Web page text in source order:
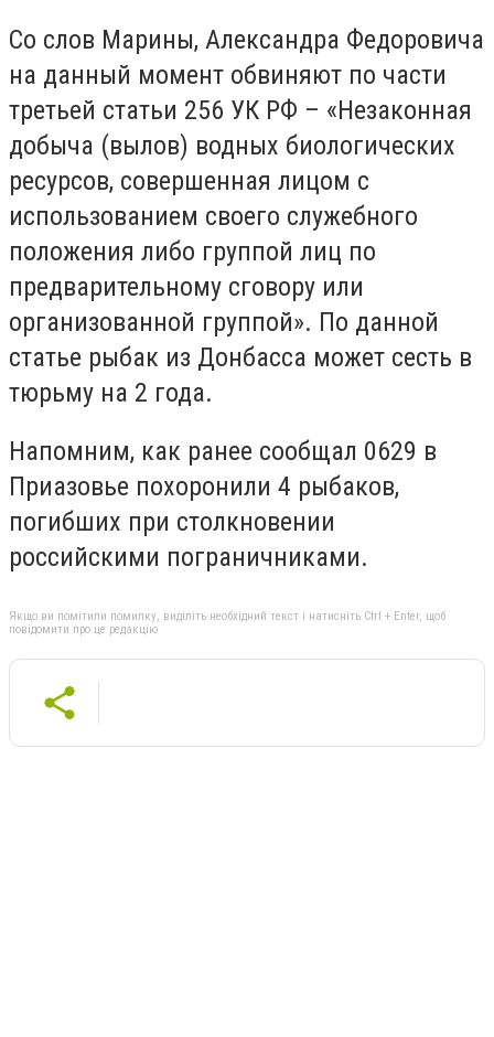
Со слов Марины, Александра Федоровича
на данный момент обвиняют по части
третьей статьи 256 УК РФ – «Незаконная
добыча (вылов) водных биологических
ресурсов, совершенная лицом с
использованием своего служебного
положения либо группой лиц по
предварительному сговору или
организованной группой». По данной
статье рыбак из Донбасса может сесть в
тюрьму на 2 года.
Напомним, как ранее сообщал 0629 в
Приазовье похоронили 4 рыбаков,
погибших при столкновении
российскими пограничниками.
Якщо ви помітили помилку, виділіть необхідний текст і натисніть Ctrl + Enter, щоб
повідомити про це редакцію